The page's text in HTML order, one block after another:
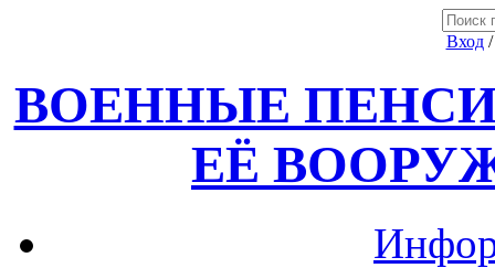
Вход
ВОЕННЫЕ
ЕЁ